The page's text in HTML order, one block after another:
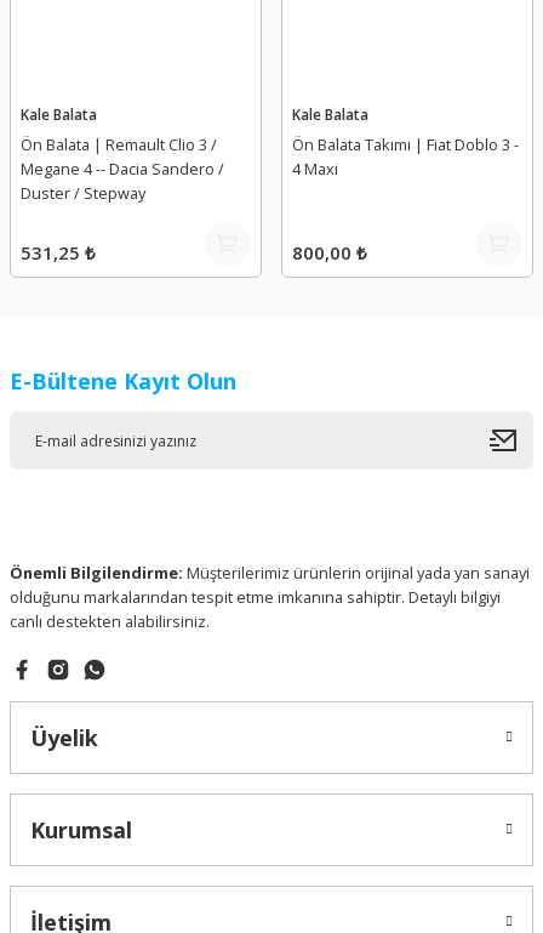
Kale Balata
Ön Balata | Remault Clio 3 /
Megane 4 -- Dacia Sandero /
Duster / Stepway
531,25 ₺
Kale Balata
Ön Balata Takımı | Fiat Doblo 3 -
4 Maxi
800,00 ₺
E-Bültene Kayıt Olun
Önemli Bilgilendirme: Müşterilerimiz ürünlerin orijinal yada yan sanayi
olduğunu markalarından tespit etme imkanına sahiptir. Detaylı bilgiyi
canlı destekten alabilirsiniz.
Üyelik
Kurumsal
İletişim